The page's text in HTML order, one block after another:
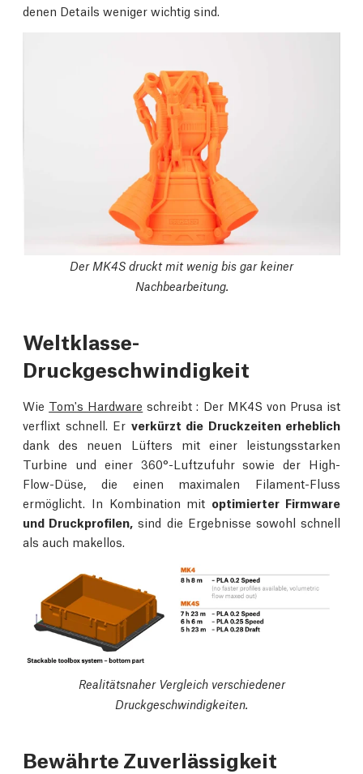
denen Details weniger wichtig sind.
Der MK4S druckt mit wenig bis gar keiner
Nachbearbeitung.
Weltklasse-
Druckgeschwindigkeit
Wie Tom's Hardware schreibt : Der MK4S von Prusa ist
verflixt schnell. Er verkürzt die Druckzeiten erheblich
dank des neuen Lüfters mit einer leistungsstarken
Turbine und einer 360°-Luftzufuhr sowie der High-
Flow-Düse, die einen maximalen Filament-Fluss
ermöglicht. In Kombination mit optimierter Firmware
und Druckprofilen, sind die Ergebnisse sowohl schnell
als auch makellos.
Realitätsnaher Vergleich verschiedener
Druckgeschwindigkeiten.
Bewährte Zuverlässigkeit